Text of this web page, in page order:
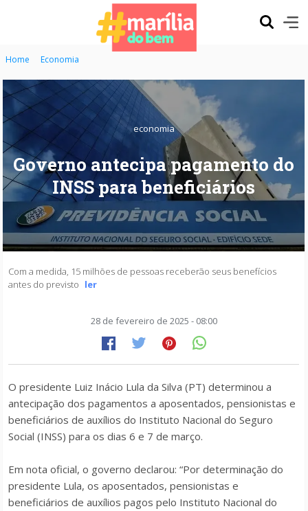
Home Economia
economia
Governo antecipa pagamento do
INSS para beneficiários
Com a medida, 15 milhões de pessoas receberão seus benefícios
antes do previsto ler
28 de fevereiro de 2025 - 08:00
O presidente Luiz Inácio Lula da Silva (PT) determinou a
antecipação dos pagamentos a aposentados, pensionistas e
beneficiários de auxílios do Instituto Nacional do Seguro
Social (INSS) para os dias 6 e 7 de março.
Em nota oficial, o governo declarou: “Por determinação do
presidente Lula, os aposentados, pensionistas e
beneficiários de auxílios pagos pelo Instituto Nacional do